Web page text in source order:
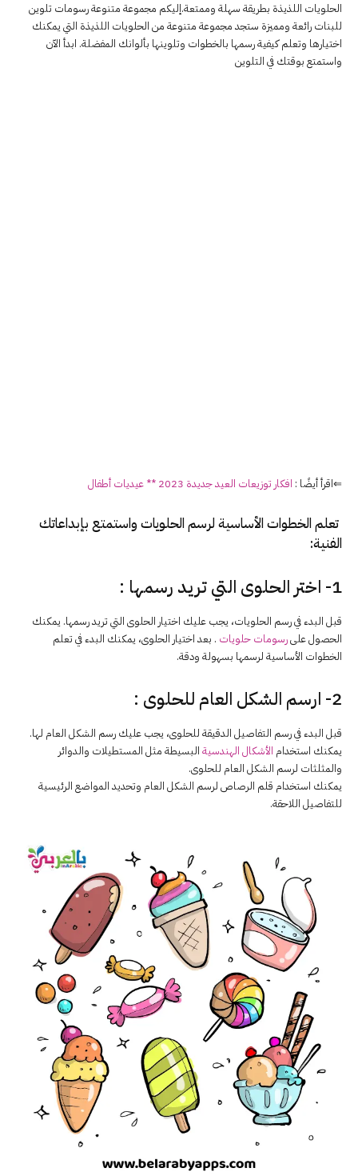
الحلويات اللذيذة بطريقة سهلة وممتعة.إليكم مجموعة متنوعة رسومات تلوين
للبنات رائعة ومميزة ستجد مجموعة متنوعة من الحلويات اللذيذة التي يمكنك
اختيارها وتعلم كيفية رسمها بالخطوات وتلوينها بألوانك المفضلة. ابدأ الآن
واستمتع بوقتك في التلوين
⇐اقرأ أيضًا : افكار توزيعات العيد جديدة 2023 ** عيديات أطفال
تعلم الخطوات الأساسية لرسم الحلويات واستمتع بإبداعاتك
الفنية:
1- اختر الحلوى التي تريد رسمها :
قبل البدء في رسم الحلويات، يجب عليك اختيار الحلوى التي تريد رسمها. يمكنك
الحصول علىرسومات حلويات . بعد اختيار الحلوى، يمكنك البدء في تعلم
الخطوات الأساسية لرسمها بسهولة ودقة.
2- ارسم الشكل العام للحلوى :
قبل البدء في رسم التفاصيل الدقيقة للحلوى، يجب عليك رسم الشكل العام لها.
يمكنك استخدام الأشكال الهندسية البسيطة مثل المستطيلات والدوائر
والمثلثات لرسم الشكل العام للحلوى.
يمكنك استخدام قلم الرصاص لرسم الشكل العام وتحديد المواضع الرئيسية
للتفاصيل اللاحقة.